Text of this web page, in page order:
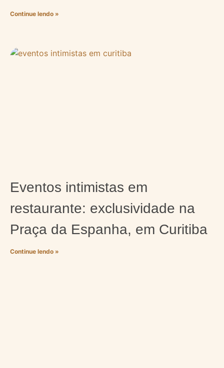
Continue lendo »
Eventos intimistas em
restaurante: exclusividade na
Praça da Espanha, em Curitiba
Continue lendo »